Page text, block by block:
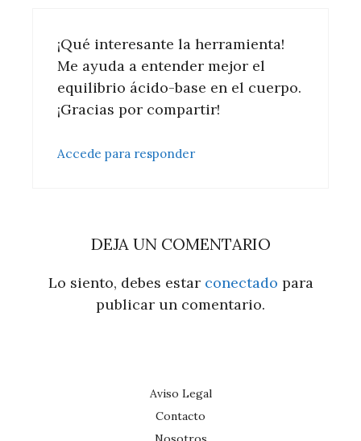
¡Qué interesante la herramienta!
Me ayuda a entender mejor el
equilibrio ácido-base en el cuerpo.
¡Gracias por compartir!
Accede para responder
DEJA UN COMENTARIO
Lo siento, debes estar conectado para
publicar un comentario.
Aviso Legal
Contacto